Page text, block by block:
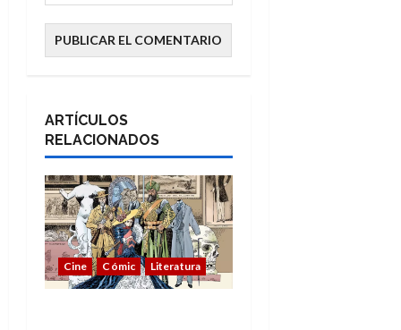
ARTÍCULOS
RELACIONADOS
Cine Cómic Literatura